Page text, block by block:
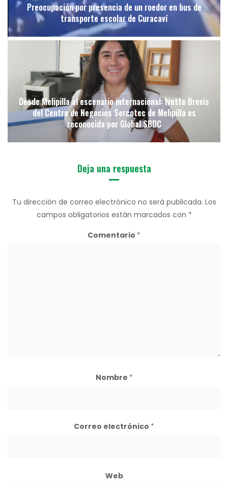
Preocupación por presencia de un roedor en bus de
transporte escolar de Curacaví
Desde Melipilla al escenario internacional: Ivette Brevis
del Centro de Negocios Sercotec de Melipilla es
reconocida por Global SBDC
Deja una respuesta
Tu dirección de correo electrónico no será publicada. Los
campos obligatorios están marcados con *
Comentario *
Nombre *
Correo electrónico *
Web